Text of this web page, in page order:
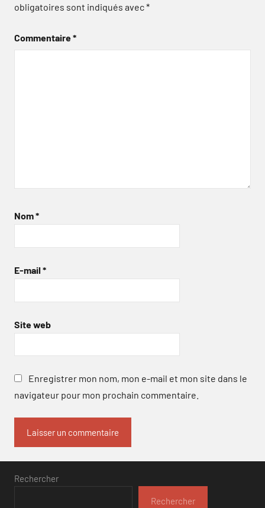
obligatoires sont indiqués avec*
Commentaire*
Nom*
E-mail *
Site web
Enregistrer mon nom, mon e-mail et mon site dans le
navigateur pour mon prochain commentaire.
Rechercher
Rechercher